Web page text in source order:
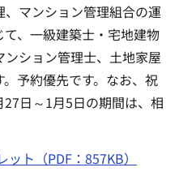
マンション管理組合の運
、一級建築士・宅地建物
ション管理士、土地家屋
予約優先です。なお、祝
日～1月5日の期間は、相
ト（PDF：857KB）